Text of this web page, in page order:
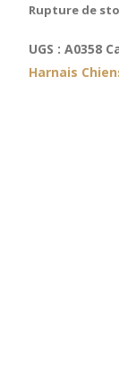
Rupture de
UGS :A0358
Harnais